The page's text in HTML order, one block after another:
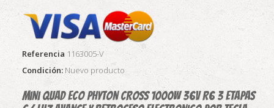
Referencia 1163005-V
Condición: Nuevo producto
Mini quad Eco Phyton CROSS 1000w 36v R6 3 etapas